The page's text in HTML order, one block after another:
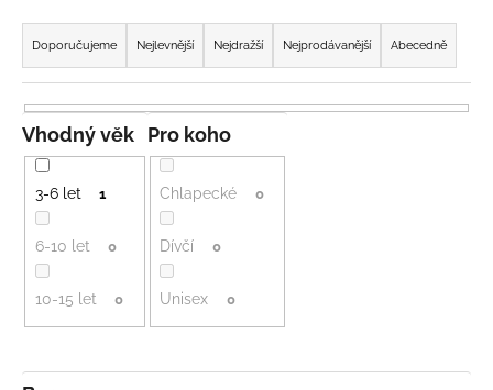
Ř
a
z
e
n
í
p
o
d
u
k
t
Doporučujeme Nejlevnější Nejdražší Nejprodávanější Abecedně
Pro koho
Chlapecké 0
Dívčí 0
Unisex 0
Vhodný věk
3-6 let 1
6-10 let 0
10-15 let 0
?
HLEDAT
D
p
o
u